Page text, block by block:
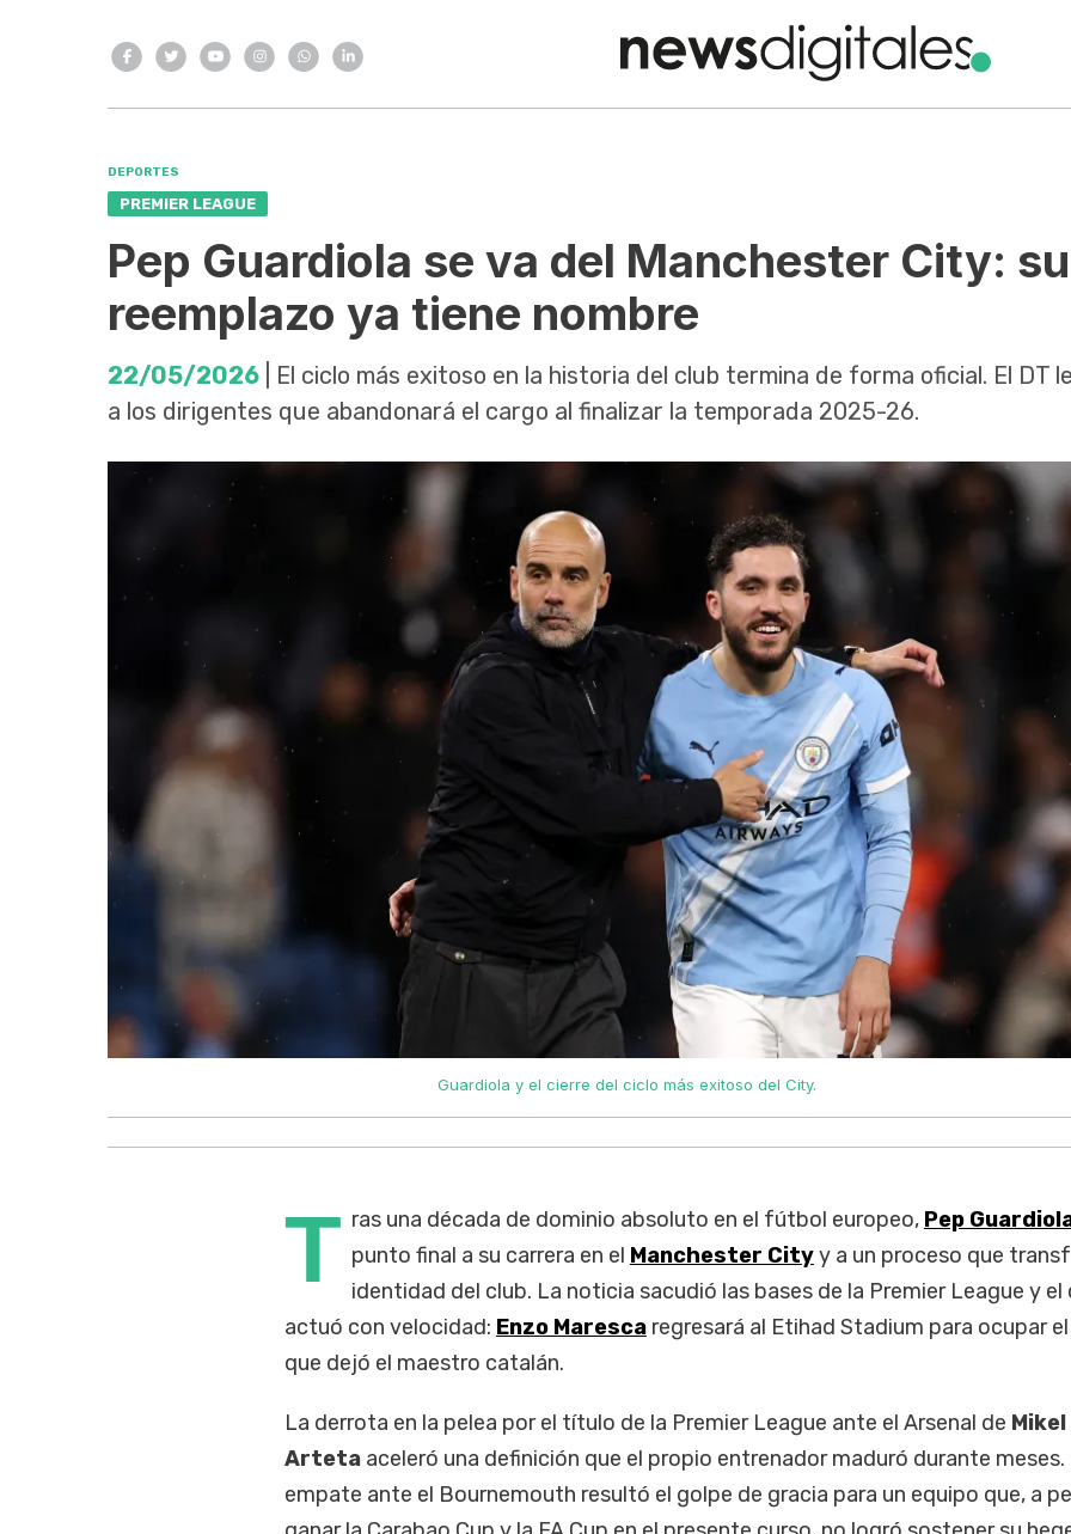
DEPORTES
PREMIER LEAGUE
Pep Guardiola se va del Manchester City: su
reemplazo ya tiene nombre
22/05/2026 | El ciclo más exitoso en la historia del club termina de forma oficial. El DT
a los dirigentes que abandonará el cargo al finalizar la temporada 2025-26.
Guardiola y el cierre del ciclo más exitoso del City.
T ras una década de dominio absoluto en el fútbol europeo, Pep
punto final a su carrera en el Manchester Cityy a un proceso que
identidad del club. La noticia sacudió las bases de la Premier League y el
actuó con velocidad: Enzo Marescaregresará al Etihad Stadium para ocupar
que dejó el maestro catalán.
La derrota en la pelea por el título de la Premier League ante el Arsenal de Mikel
Arteta aceleró una definición que el propio entrenador maduró durante meses.
empate ante el Bournemouth resultó el golpe de gracia para un equipo que, a